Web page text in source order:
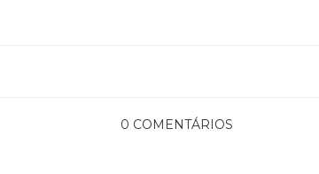
0 COMENTÁRIOS